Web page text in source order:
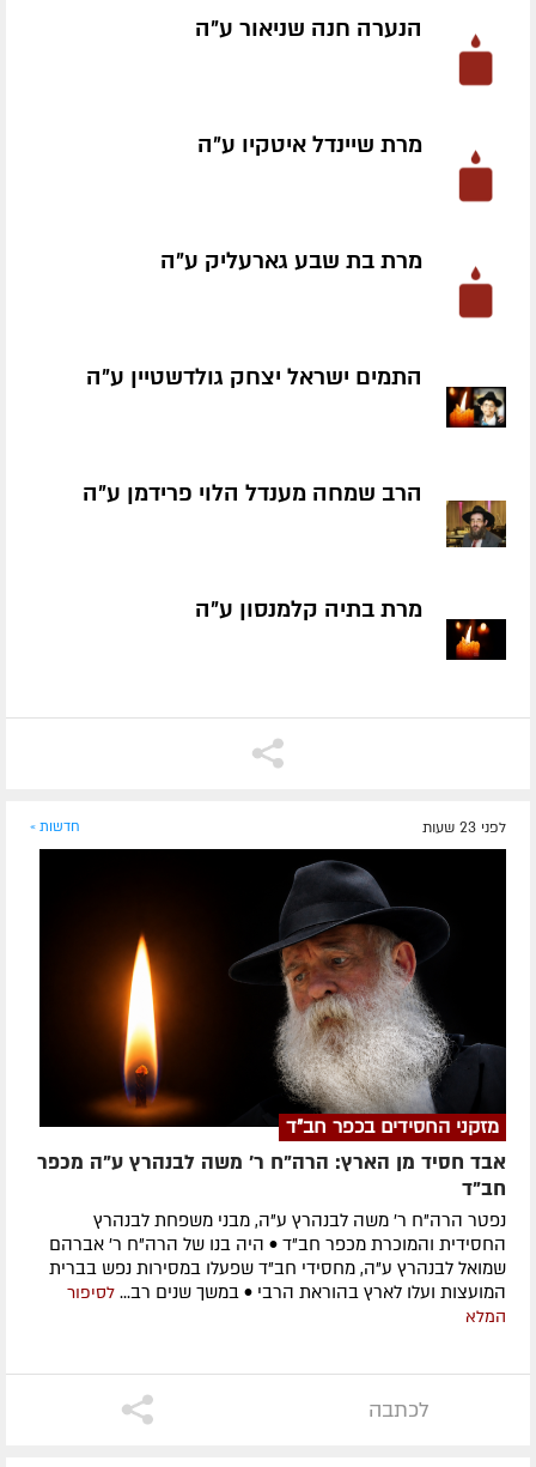
הנערה חנה שניאור ע״ה
מרת שיינדל איטקיו ע״ה
מרת בת שבע גארעליק ע״ה
התמים ישראל יצחק גולדשטיין ע״ה
הרב שמחה מענדל הלוי פרידמן ע״ה
מרת בתיה קלמנסון ע״ה
לפני 23 שעות חדשות »
מזקני החסידים בכפר חב"ד
אבד חסיד מן הארץ: הרה"ח ר' משה לבנהרץ ע"ה מכפר
חב"ד
נפטר הרה"ח ר' משה לבנהרץ ע"ה, מבני משפחת לבנהרץ
החסידית והמוכרת מכפר חב"ד • היה בנו של הרה"ח ר' אברהם
שמואל לבנהרץ ע"ה, מחסידי חב"ד שפעלו במסירות נפש בברית
המועצות ועלו לארץ בהוראת הרבי • במשך שנים רב... לסיפור
המלא
לכתבה